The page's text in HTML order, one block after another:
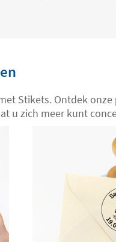
Stikets. Ontdek onze
u zich meer kunt